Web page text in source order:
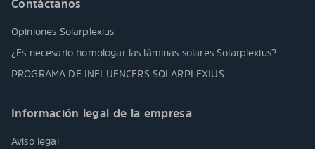
Contáctanos
Opiniones Solarplexius
¿Es necesario homologar las láminas solares Solarplexius?
PROGRAMA DE INFLUENCERS SOLARPLEXIUS
Información legal de la empresa
Aviso legal